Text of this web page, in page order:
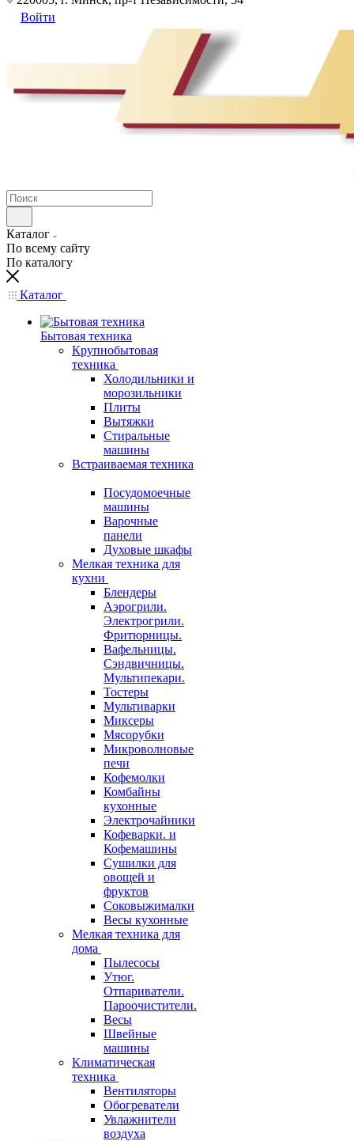
Войти
Каталог
По всему сайту
По каталогу
Каталог
Бытовая техника
Крупнобытовая
техника
Холодильники и
морозильники
Плиты
Вытяжки
Стиральные
машины
Встраиваемая техника
Посудомоечные
машины
Варочные
панели
Духовые шкафы
Мелкая техника для
кухни
Блендеры
Аэрогрили.
Электрогрили.
Фритюрницы.
Вафельницы.
Сэндвичницы.
Мультипекари.
Тостеры
Мультиварки
Миксеры
Мясорубки
Микроволновые
печи
Кофемолки
Комбайны
кухонные
Электрочайники
Кофеварки. и
Кофемашины
Сушилки для
овощей и
фруктов
Соковыжималки
Весы кухонные
Мелкая техника для
дома
Пылесосы
Утюг.
Отпариватели.
Пароочистители.
Весы
Швейные
машины
Климатическая
техника
Вентиляторы
Обогреватели
Увлажнители
воздуха